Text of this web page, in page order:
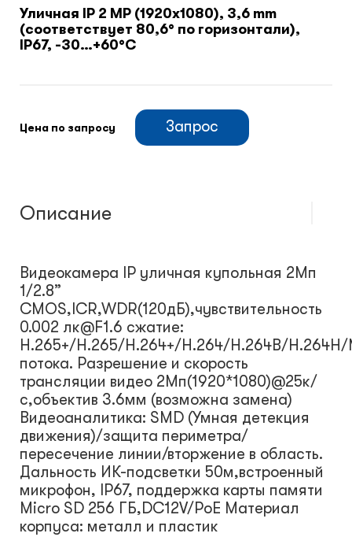
Климатический шкафы
Уличная IP 2 MP (1920x1080), 3,6 mm
(соответствует 80,6° по горизонтали),
IP67, -30…+60°С
Цена по запросу Запрос
Описание
Видеокамера IP уличная купольная 2Мп
1/2.8”
CMOS,ICR,WDR(120дБ),чувствительность
0.002 лк@F1.6 сжатие:
H.265+/H.265/H.264+/H.264/H.264B/H.264H/
потока. Разрешение и скорость
трансляции видео 2Мп(1920*1080)@25к/
с,объектив 3.6мм (возможна замена)
Видеоаналитика: SMD (Умная детекция
движения)/защита периметра/
пересечение линии/вторжение в область.
Дальность ИК-подсветки 50м,встроенный
микрофон, IP67, поддержка карты памяти
Micro SD 256 ГБ,DC12V/PoE Материал
корпуса: металл и пластик